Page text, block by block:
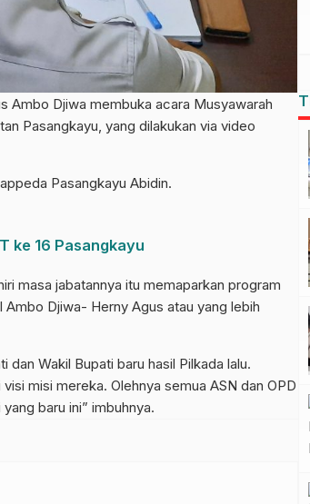
Ambo Djiwa membuka acara Musyawarah
Pasangkayu, yang dilakukan via video
Pasangkayu Abidin.
ke 16 Pasangkayu
masa jabatannya itu memaparkan program
Ambo Djiwa- Herny Agus atau yang lebih
dan Wakil Bupati baru hasil Pilkada lalu.
misi mereka. Olehnya semua ASN dan OPD
baru ini” imbuhnya.